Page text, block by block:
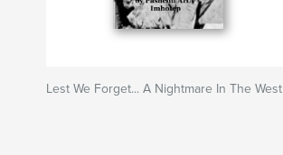
Lest We Forget... A Nightmare In The West